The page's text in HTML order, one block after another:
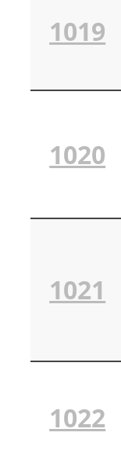
1019
1020
1021
1022